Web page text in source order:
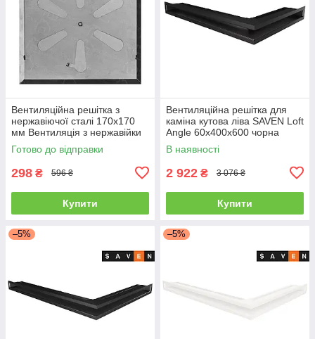
Вентиляційна решітка з
нержавіючої сталі 170x170
мм Вентиляція з нержавійки
для печі
Готово до відправки
298 ₴ 596 ₴
Купити
Вентиляційна решітка для
каміна кутова ліва SAVEN Loft
Angle 60х400х600 чорна
В наявності
2 922 ₴ 3 076 ₴
Купити
–5% –5%